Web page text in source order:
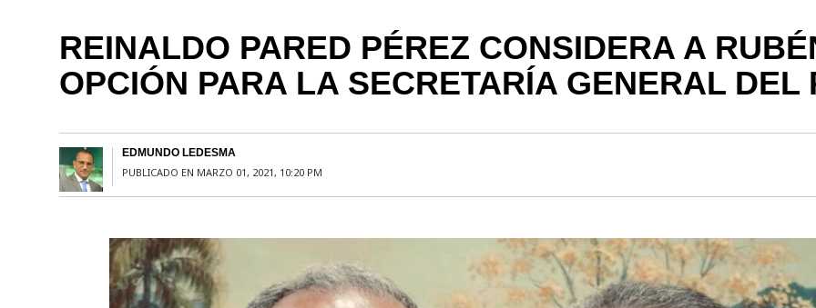
REINALDO PARED PÉREZ CONSIDERA A
OPCIÓN PARA LA SECRETARÍA GENERAL DEL
EDMUNDO LEDESMA
PUBLICADO EN MARZO 01, 2021, 10:20 PM